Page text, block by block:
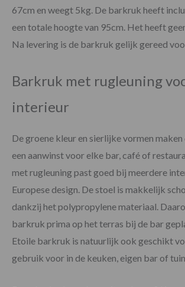
67cm en weegt 5kg. De barkruk heeft
een totale hoogte van 95cm. Het heeft
Na levering is de barkruk gelijk gereed
Barkruk met rugleuning
interieur
De groene kleur en sierlijke vormen
een aanwinst voor elke bar, café of
met rugleuning past goed bij meerdere
Europese design. De stoel is makkelijk
dankzij het polypropylene materiaal.
barkruk prima op het terras bij de bar
Etoile barkruk is natuurlijk ook geschikt
gebruik voor in de keuken, eigen bar of